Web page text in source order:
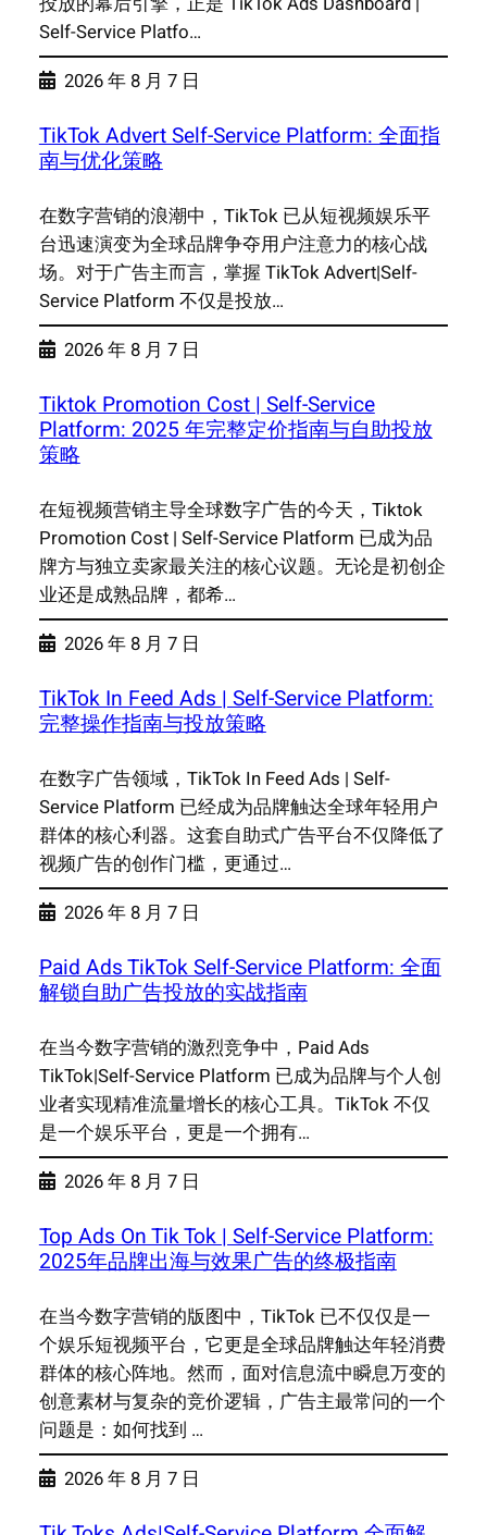
Self-Service Platfo…
2026 年 8 月 7 日
TikTok Advert Self-Service Platform: 全面指
南与优化策略
在数字营销的浪潮中，TikTok 已从短视频娱乐平
台迅速演变为全球品牌争夺用户注意力的核心战
场。对于广告主而言，掌握 TikTok Advert|Self-
Service Platform 不仅是投放…
2026 年 8 月 7 日
Tiktok Promotion Cost | Self-Service
Platform: 2025 年完整定价指南与自助投放
策略
在短视频营销主导全球数字广告的今天，Tiktok
Promotion Cost | Self-Service Platform 已成为品
牌方与独立卖家最关注的核心议题。无论是初创企
业还是成熟品牌，都希…
2026 年 8 月 7 日
TikTok In Feed Ads | Self-Service Platform:
完整操作指南与投放策略
在数字广告领域，TikTok In Feed Ads | Self-
Service Platform 已经成为品牌触达全球年轻用户
群体的核心利器。这套自助式广告平台不仅降低了
视频广告的创作门槛，更通过…
2026 年 8 月 7 日
Paid Ads TikTok Self-Service Platform: 全面
解锁自助广告投放的实战指南
在当今数字营销的激烈竞争中，Paid Ads
TikTok|Self-Service Platform 已成为品牌与个人创
业者实现精准流量增长的核心工具。TikTok 不仅
是一个娱乐平台，更是一个拥有…
2026 年 8 月 7 日
Top Ads On Tik Tok | Self-Service Platform:
2025年品牌出海与效果广告的终极指南
在当今数字营销的版图中，TikTok 已不仅仅是一
个娱乐短视频平台，它更是全球品牌触达年轻消费
群体的核心阵地。然而，面对信息流中瞬息万变的
创意素材与复杂的竞价逻辑，广告主最常问的一个
问题是：如何找到 …
2026 年 8 月 7 日